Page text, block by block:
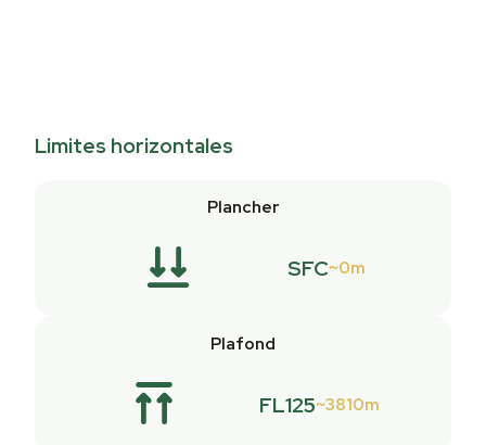
Limites horizontales
Plancher
SFC 0m
Plafond
FL125 3810m